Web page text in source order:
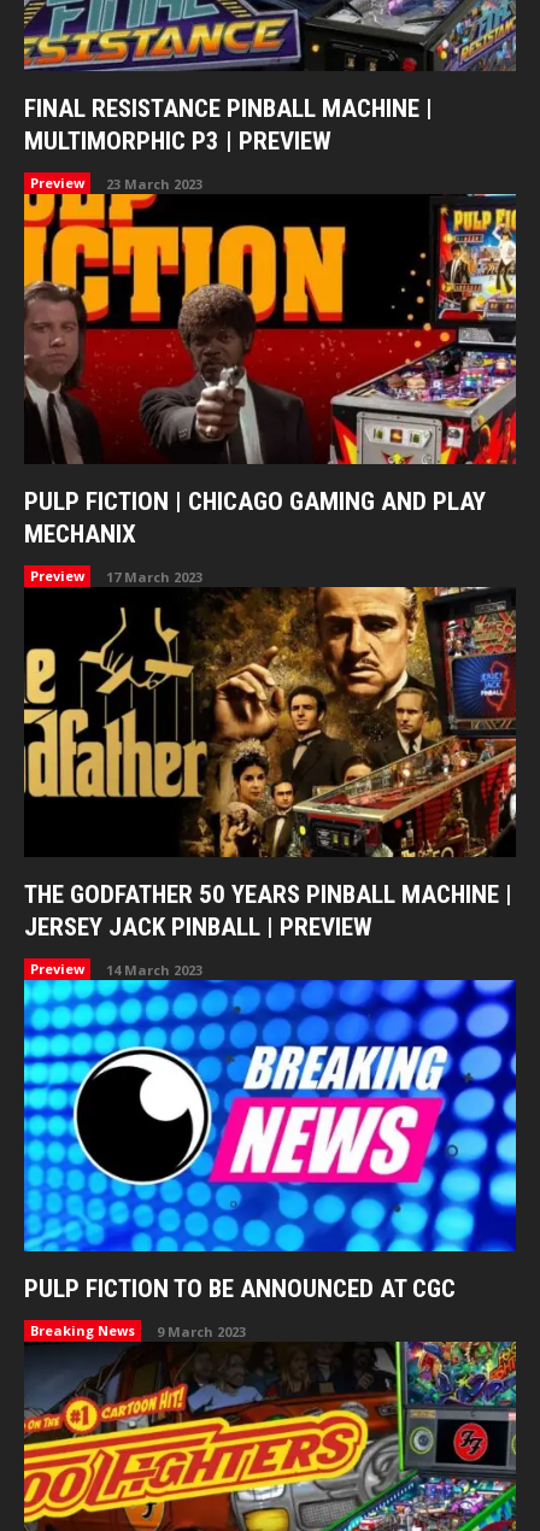
FINAL RESISTANCE PINBALL MACHINE |
MULTIMORPHIC P3 | PREVIEW
Preview 23 March 2023
PULP FICTION | CHICAGO GAMING AND PLAY
MECHANIX
Preview 17 March 2023
THE GODFATHER 50 YEARS PINBALL MACHINE |
JERSEY JACK PINBALL | PREVIEW
Preview 14 March 2023
PULP FICTION TO BE ANNOUNCED AT CGC
Breaking News 9 March 2023